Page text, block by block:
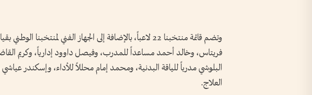
وتضم قائمة منتخبنا 22 لاعباً، بالإضافة إلى الجهاز الفني لمنتخبنا
فريتاس، وخالد أحمد مساعداً للمدرب، وفيصل داوود إدارياً، وكريم
البلوشي مدرباً للياقة البدنية، ومحمد إمام محللاً للأداء، وإسكندر
العلاج.